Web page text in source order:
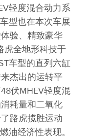
轻度混合动力系
型也在本次车展
验、精致豪华
虎全地形科技于
车型的直列六缸
杰出的运转平
伏MHEV轻度混
耗量和二氧化
路虎揽胜运动
油经济性表现。